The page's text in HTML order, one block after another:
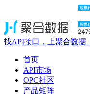
找API接口，上聚合数据！
首页
API市场
OPC社区
产品矩阵